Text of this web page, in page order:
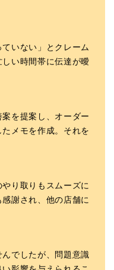
いない」とクレーム
い時間帯に伝達が曖
を提案し、オーダー
メモを作成。それを
り取りもスムーズに
謝され、他の店舗に
でしたが、問題意識